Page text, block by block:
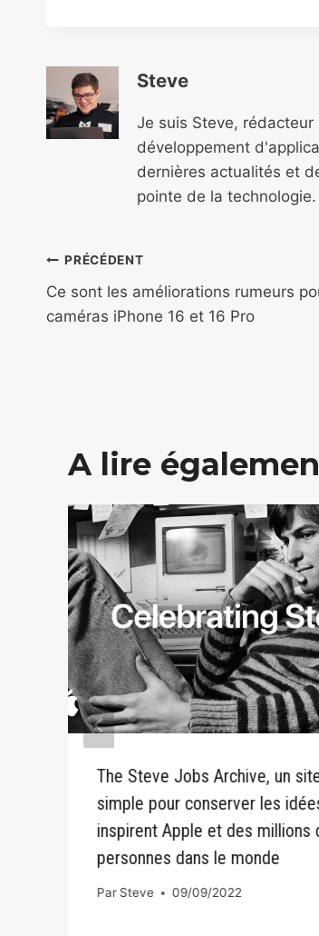
Steve
Je suis Steve, rédacteur
développement
dernières actualités et
pointe de la technologie.
Navigation
de
PRÉCÉDENT
Ce sont les améliorations rumeurs
caméras iPhone 16 et 16 Pro
A lire
The Steve Jobs Archive, un
simple pour conserver les
inspirent Apple et des millions
personnes dans le monde
ParSteve 09/09/2022